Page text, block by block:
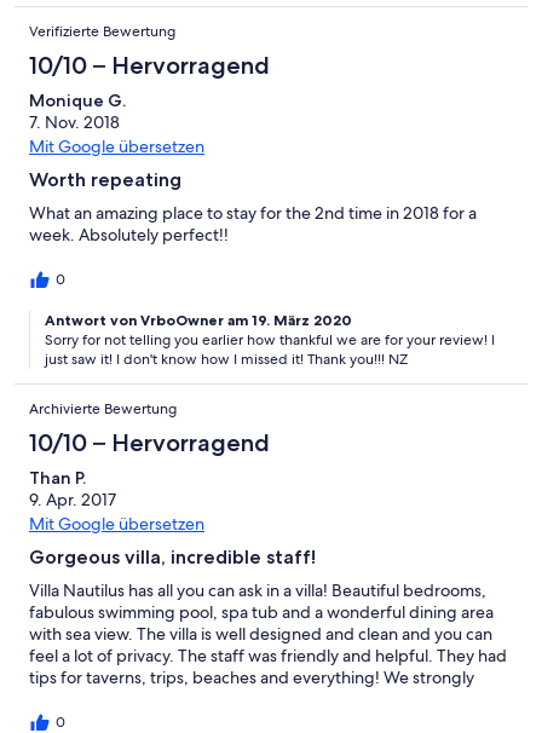
Verifizierte Bewertung
10/10 – Hervorragend
Monique G.
7. Nov. 2018
Mit Google übersetzen
Worth repeating
What an amazing place to stay for the 2nd time in 2018 for a
week. Absolutely perfect!!
0
Antwort von VrboOwner am 19. März 2020
Sorry for not telling you earlier how thankful we are for your review! I
just saw it! I don't know how I missed it! Thank you!!! NZ
Archivierte Bewertung
10/10 – Hervorragend
Than P.
9. Apr. 2017
Mit Google übersetzen
Gorgeous villa, incredible staff!
Villa Nautilus has all you can ask in a villa! Beautiful bedrooms,
fabulous swimming pool, spa tub and a wonderful dining area
with sea view. The villa is well designed and clean and you can
feel a lot of privacy. The staff was friendly and helpful. They had
tips for taverns, trips, beaches and everything! We strongly
rainy (3 days out of 7 was raining), villa Nautilus made our
0